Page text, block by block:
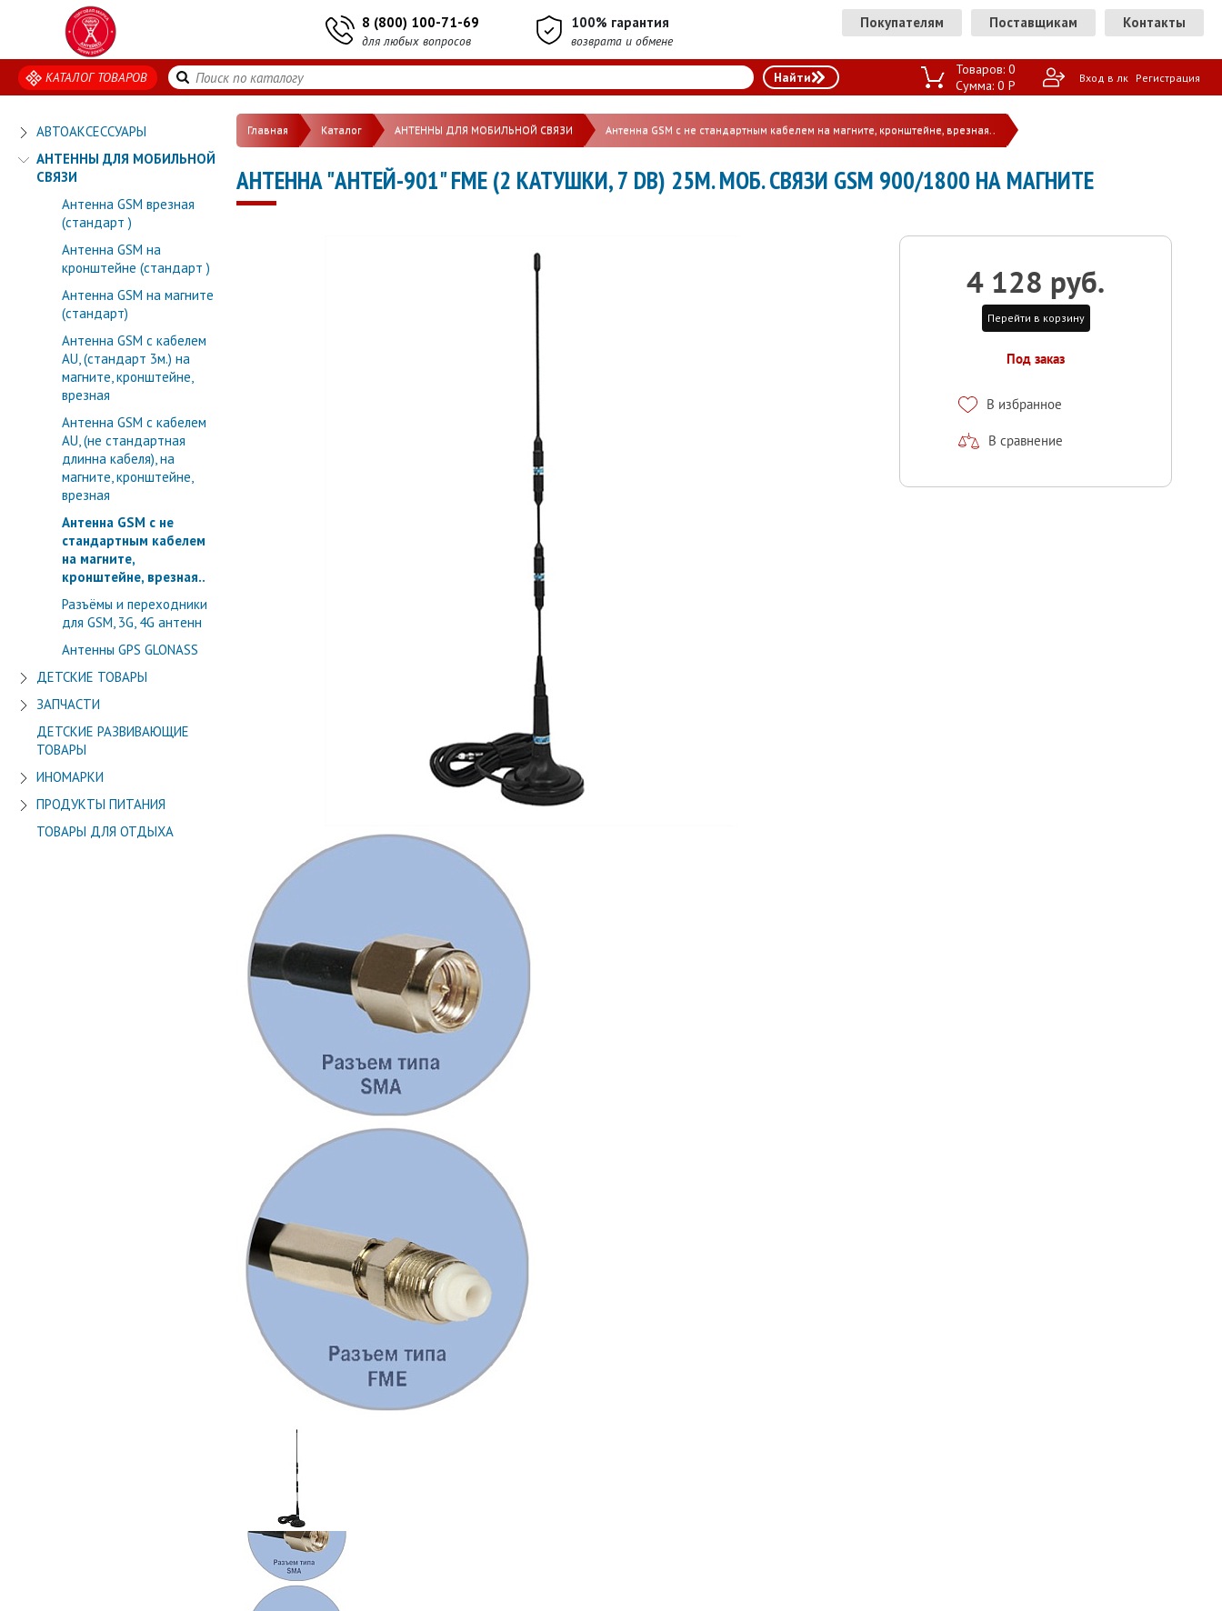
8 (800) 100-71-69
для любых вопросов
100% гарантия
возврата и обмене
Покупателям Поставщикам Контакты
КАТАЛОГ ТОВАРОВ Товаров: 0
Сумма: 0 P Вход в лк Регистрация
АВТОАКСЕССУАРЫ
АНТЕННЫ ДЛЯ МОБИЛЬНОЙ
СВЯЗИ
Антенна GSM врезная
(стандарт )
Антенна GSM на
кронштейне (стандарт )
Антенна GSM на магните
(стандарт)
Антенна GSM с кабелем
AU, (стандарт 3м.) на
магните, кронштейне,
врезная
Антенна GSM с кабелем
AU, (не стандартная
длинна кабеля), на
магните, кронштейне,
врезная
Антенна GSM с не
стандартным кабелем
на магните,
кронштейне, врезная..
Разъёмы и переходники
для GSM, 3G, 4G антенн
Антенны GPS GLONASS
ДЕТСКИЕ ТОВАРЫ
ЗАПЧАСТИ
ДЕТСКИЕ РАЗВИВАЮЩИЕ
ТОВАРЫ
ИНОМАРКИ
ПРОДУКТЫ ПИТАНИЯ
ТОВАРЫ ДЛЯ ОТДЫХА
Главная Каталог АНТЕННЫ ДЛЯ МОБИЛЬНОЙ СВЯЗИ Антенна GSM с не стандартным кабелем на магните, кронштейне, врезная..
АНТЕННА "АНТЕЙ-901" FME (2 КАТУШКИ, 7 DB) 25М. МОБ. СВЯЗИ GSM 900/1800 НА МАГНИТЕ
4 128 руб.
Перейти в корзину
Под заказ
В избранное
В сравнение